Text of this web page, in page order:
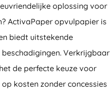
oplossing voor
ActivaPaper opvulpapier is
biedt uitstekende
Verkrijgbaar
de perfecte keuze voor
kosten zonder concessies